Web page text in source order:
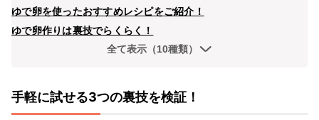
ゆで卵を使ったおすすめレシピをご紹介！
ゆで卵作りは裏技でらくらく！
全て表示（10種類）
手軽に試せる3つの裏技を検証！